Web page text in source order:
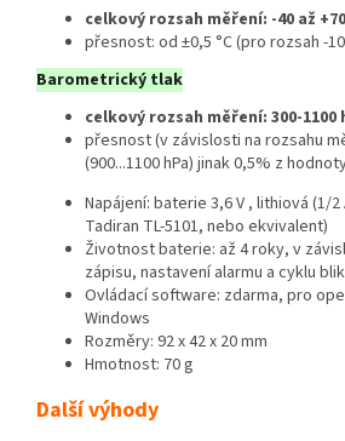
celkový rozsah měření: -40 až
přesnost: od ±0,5 °C (pro rozsah -10
Barometrický tlak
celkový rozsah měření: 300-1100
přesnost (v závislosti na rozsahu
(900...1100 hPa) jinak 0,5% z
Napájení: baterie 3,6 V , lithiová (1/2
Tadiran TL-5101, nebo ekvivalent)
Životnost baterie: až 4 roky, v
zápisu, nastavení alarmu a cyklu
Ovládací software: zdarma, pro
Windows
Rozměry: 92 x 42 x 20 mm
Hmotnost: 70 g
Další výhody